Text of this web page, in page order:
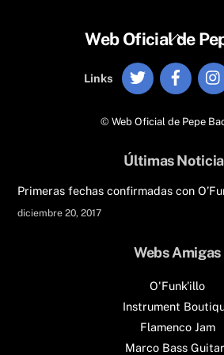
Back
Top
Web Oficial de
Links
Twitter
© Web Oficial de Pepe
Últimas
Primeras fechas confirmadas con
diciembre 20, 2017
Webs Amigas
O'Funk'illo
Instrument
Flamenco Jam
Marco Bass